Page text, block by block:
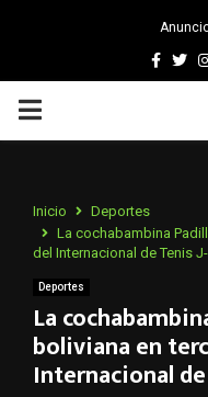
PRIMARY
Inicio
Deportes
La cochabambina
del Internacional de Tenis
Deportes
La
boliviana en
Internacional